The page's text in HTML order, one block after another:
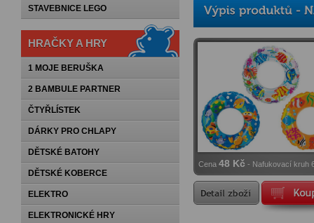
STAVEBNICE LEGO
HRAČKY A HRY
1 MOJE BERUŠKA
2 BAMBULE PARTNER
ČTYŘLÍSTEK
DÁRKY PRO CHLAPY
DĚTSKÉ BATOHY
DĚTSKÉ KOBERCE
ELEKTRO
ELEKTRONICKÉ HRY
Cena 48 Kč - Nafukovací kruh
3druhy - 6-10let